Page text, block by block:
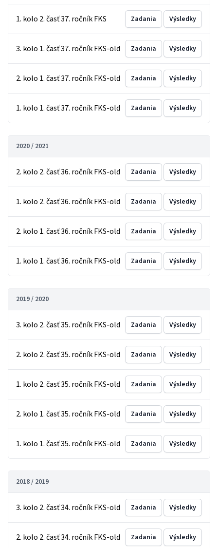
1. kolo 2. časť 37. ročník FKS Zadania Výsledky
3. kolo 1. časť 37. ročník FKS-old Zadania Výsledky
2. kolo 1. časť 37. ročník FKS-old Zadania Výsledky
1. kolo 1. časť 37. ročník FKS-old Zadania Výsledky
2020 / 2021
2. kolo 2. časť 36. ročník FKS-old Zadania Výsledky
1. kolo 2. časť 36. ročník FKS-old Zadania Výsledky
2. kolo 1. časť 36. ročník FKS-old Zadania Výsledky
1. kolo 1. časť 36. ročník FKS-old Zadania Výsledky
2019 / 2020
3. kolo 2. časť 35. ročník FKS-old Zadania Výsledky
2. kolo 2. časť 35. ročník FKS-old Zadania Výsledky
1. kolo 2. časť 35. ročník FKS-old Zadania Výsledky
2. kolo 1. časť 35. ročník FKS-old Zadania Výsledky
1. kolo 1. časť 35. ročník FKS-old Zadania Výsledky
2018 / 2019
3. kolo 2. časť 34. ročník FKS-old Zadania Výsledky
2. kolo 2. časť 34. ročník FKS-old Zadania Výsledky